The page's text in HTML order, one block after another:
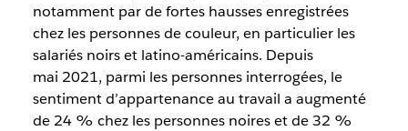
notamment par de fortes hausses enregistrées
chez les personnes de couleur, en particulier les
salariés noirs et latino-américains. Depuis
mai 2021, parmi les personnes interrogées, le
sentiment d’appartenance au travail a augmenté
de 24 % chez les personnes noires et de 32 %